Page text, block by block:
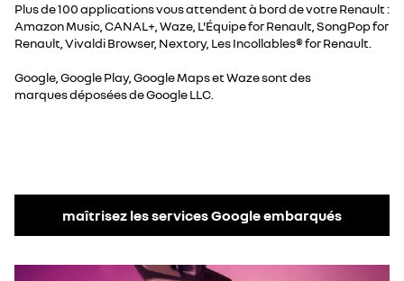
Plus de 100 applications vous attendent à bord de votre Renault :
Amazon Music, CANAL+, Waze, L'Équipe for Renault, SongPop for
Renault, Vivaldi Browser, Nextory, Les Incollables® for Renault.
Google, Google Play, Google Maps et Waze sont des
marques déposées de Google LLC.
maîtrisez les services Google embarqués